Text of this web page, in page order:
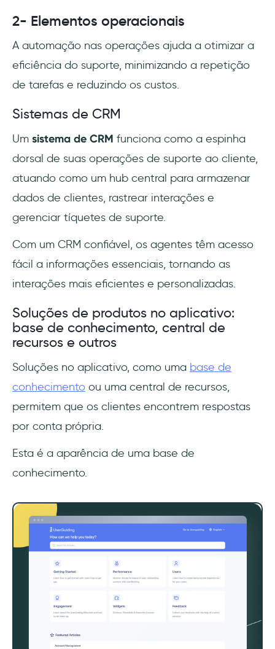
2- Elementos operacionais
A automação nas operações ajuda a otimizar a
eficiência do suporte, minimizando a repetição
de tarefas e reduzindo os custos.
Sistemas de CRM
Um sistema de CRM funciona como a espinha
dorsal de suas operações de suporte ao cliente,
atuando como um hub central para armazenar
dados de clientes, rastrear interações e
gerenciar tíquetes de suporte.
Com um CRM confiável, os agentes têm acesso
fácil a informações essenciais, tornando as
interações mais eficientes e personalizadas.
Soluções de produtos no aplicativo:
base de conhecimento, central de
recursos e outros
Soluções no aplicativo, como uma base de
conhecimento ou uma central de recursos,
permitem que os clientes encontrem respostas
por conta própria.
Esta é a aparência de uma base de
conhecimento.